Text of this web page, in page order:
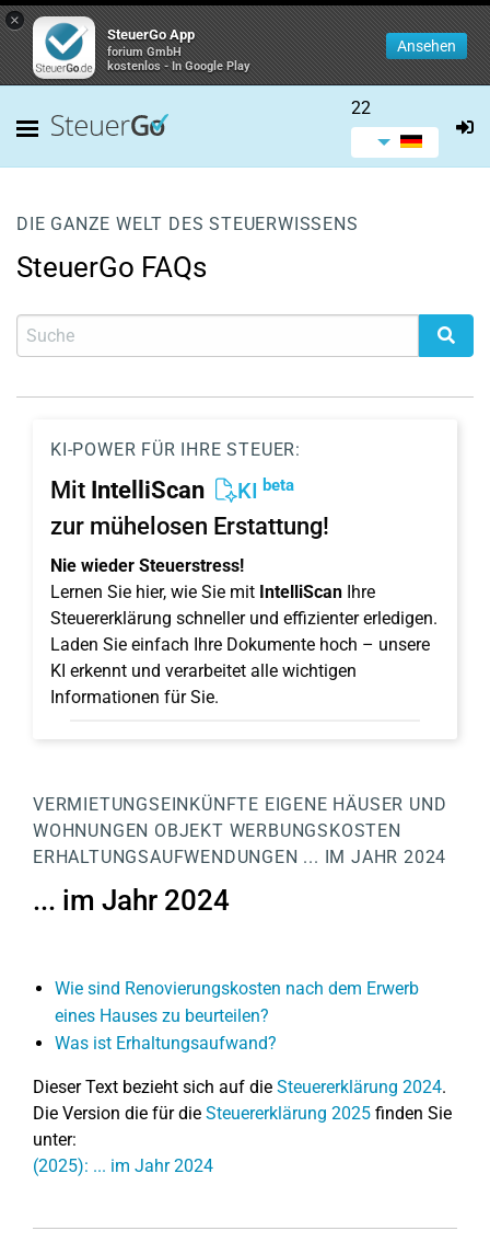
×
SteuerGo App
forium GmbH
kostenlos - In Google Play
Ansehen
22
DIE GANZE WELT DES STEUERWISSENS
SteuerGo FAQs
KI-POWER FÜR IHRE STEUER:
Mit IntelliScan KI beta
zur mühelosen Erstattung!
Nie wieder Steuerstress!
Lernen Sie hier, wie Sie mit IntelliScan Ihre
Steuererklärung schneller und effizienter erledigen.
Laden Sie einfach Ihre Dokumente hoch – unsere
KI erkennt und verarbeitet alle wichtigen
Informationen für Sie.
VERMIETUNGSEINKÜNFTE EIGENE HÄUSER UND
WOHNUNGEN OBJEKT WERBUNGSKOSTEN
ERHALTUNGSAUFWENDUNGEN ... IM JAHR 2024
... im Jahr 2024
Wie sind Renovierungskosten nach dem Erwerb
eines Hauses zu beurteilen?
Was ist Erhaltungsaufwand?
Dieser Text bezieht sich auf die Steuererklärung 2024.
Die Version die für die Steuererklärung 2025 finden Sie
unter:
(2025): ... im Jahr 2024